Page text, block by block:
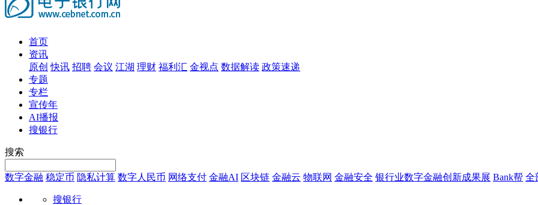
首页
资讯
原创 快讯 招聘 会议 江湖 理财 福利汇 金视点 数据解读 政策速递
专题
专栏
宣传年
AI播报
搜银行
搜索
数字金融 稳定币 隐私计算 数字人民币 网络支付 金融AI 区块链 金融云 物联网 金融安全 银行业数字金融创新成果展 Bank帮 全
搜银行